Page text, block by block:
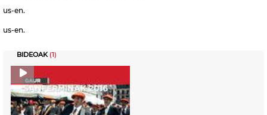
us-en.
us-en.
BIDEOAK (1)